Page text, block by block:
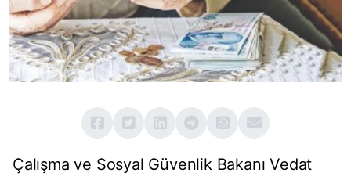
Çalışma ve Sosyal Güvenlik Bakanı Vedat